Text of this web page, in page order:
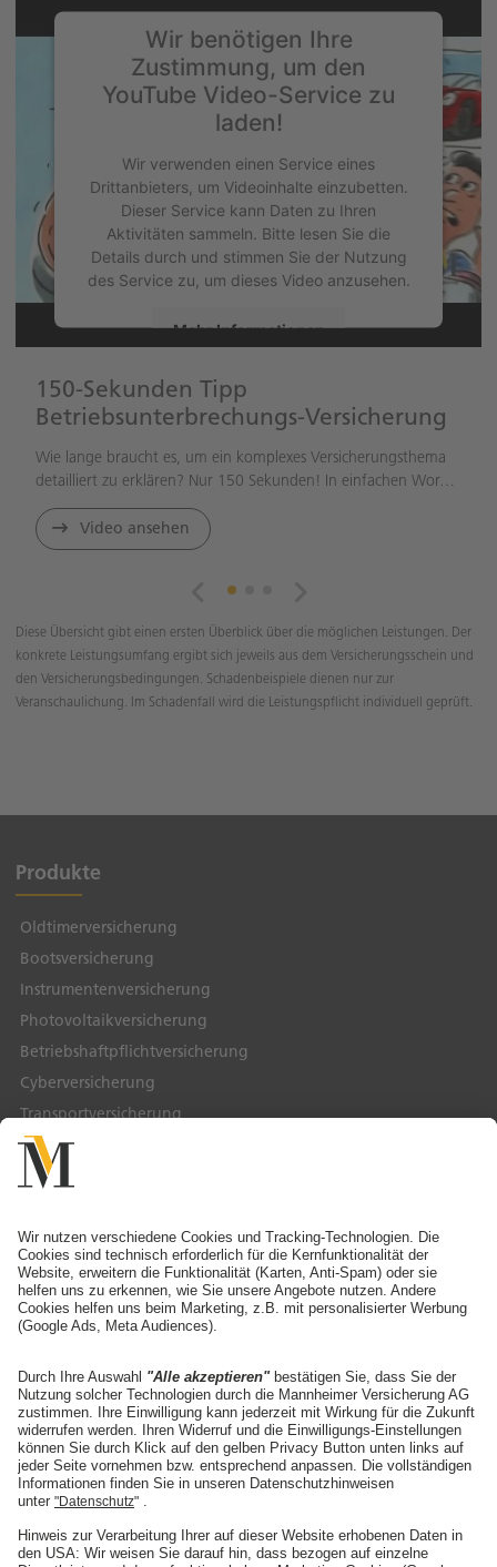
Wir benötigen Ihre
Zustimmung, um den
YouTube Video-Service zu
laden!
Wir verwenden einen Service eines
Drittanbieters, um Videoinhalte einzubetten.
Dieser Service kann Daten zu Ihren
Aktivitäten sammeln. Bitte lesen Sie die
Details durch und stimmen Sie der Nutzung
des Service zu, um dieses Video anzusehen.
Mehr Informationen
150-Sekunden Tipp
Betriebsunterbrechungs-Versicherung
Wie lange braucht es, um ein komplexes Versicherungsthema
detailliert zu erklären? Nur 150 Sekunden! In einfachen Wor…
Video ansehen
Diese Übersicht gibt einen ersten Überblick über die möglichen Leistungen. Der
konkrete Leistungsumfang ergibt sich jeweils aus dem Versicherungsschein und
den Versicherungsbedingungen. Schadenbeispiele dienen nur zur
Veranschaulichung. Im Schadenfall wird die Leistungspflicht individuell geprüft.
Produkte
Oldtimerversicherung
Bootsversicherung
Instrumentenversicherung
Photovoltaikversicherung
Betriebshaftpflichtversicherung
Cyberversicherung
Transportversicherung
Service & Kontakt
Ansprechpartner finden
Schaden melden
Adresse ändern
Die Mannheimer
Unternehmen
Karriere
Nachhaltigkeit